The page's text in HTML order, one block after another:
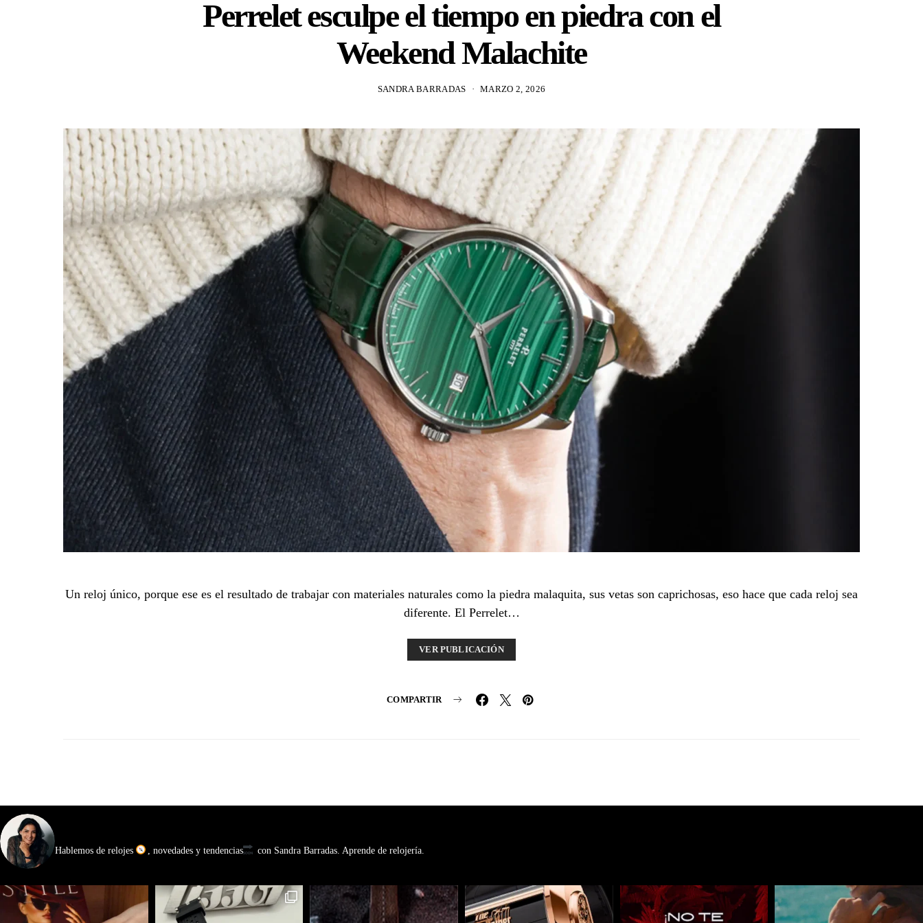
Perrelet esculpe el tiempo en piedra con el
Weekend Malachite
SANDRA BARRADAS MARZO 2, 2026
Un reloj único, porque ese es el resultado de trabajar con materiales naturales como la piedra malaquita, sus vetas son caprichosas, eso hace que cada reloj sea
diferente. El Perrelet…
VER PUBLICACIÓN
COMPARTIR
Hablemos de relojes , novedades y tendencias con Sandra Barradas. Aprende de relojería.